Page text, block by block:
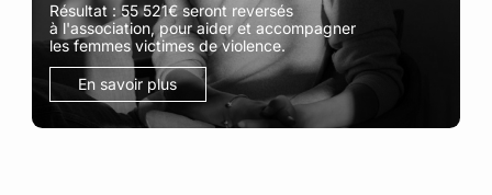
Résultat : 55 521€ seront reversés
à l'association, pour aider et accompagner
les femmes victimes de violence.
En savoir plus